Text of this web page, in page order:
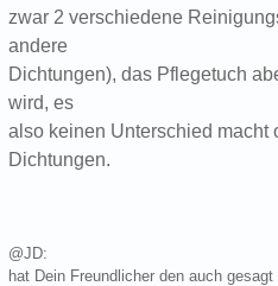
zwar 2 verschiedene
andere
Dichtungen), das Pflegetuch
wird, es
also keinen Unterschied macht
Dichtungen.
@JD:
hat Dein Freundlicher den auch